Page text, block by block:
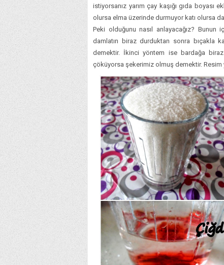
istiyorsanız yarım çay kaşığı gıda boyası
olursa elma üzerinde durmuyor katı olursa da
Peki olduğunu nasıl anlayacağız?
damlatın biraz durduktan sonra bıçakla
demektir. İkinci yöntem ise bardağa
çöküyorsa şekerimiz olmuş demektir. Resim